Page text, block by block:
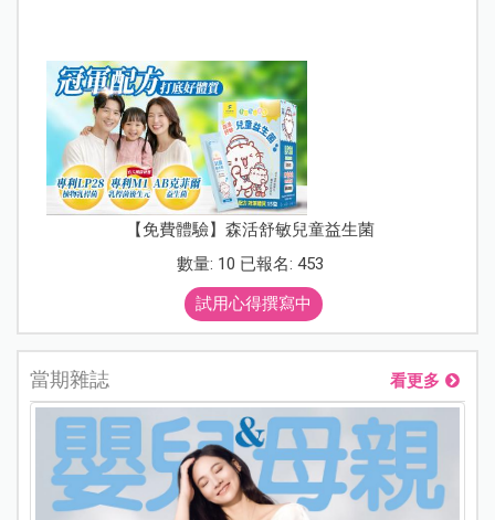
【免費體驗】森活舒敏兒童益生菌
數量: 10 已報名: 453
試用心得撰寫中
當期雜誌 看更多